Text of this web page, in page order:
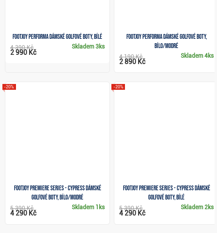
FootJoy Performa dámské golfové boty, bílé
Skladem3ks
4 390 Kč
2 990 Kč
FootJoy Performa dámské golfové boty,
bílo/modré
Skladem4ks
4 190 Kč
2 890 Kč
FootJoy Premiere Series - Cypress dámské
golfové boty, bílo/modré
-20%
Skladem 1ks
5 390 Kč
4 290 Kč
FootJoy Premiere Series - Cypress dámské
golfové boty, bílé
-20%
Skladem2ks
5 390 Kč
4 290 Kč